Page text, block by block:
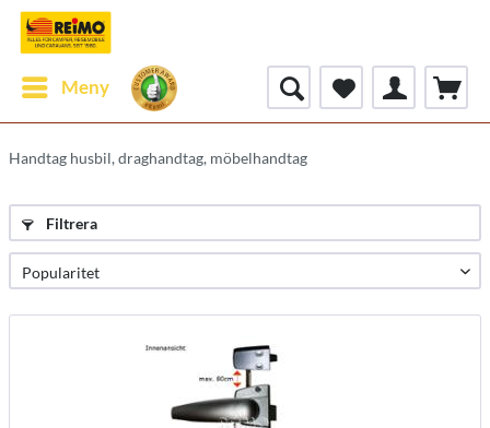
Meny
Handtag husbil, draghandtag, möbelhandtag
Filtrera